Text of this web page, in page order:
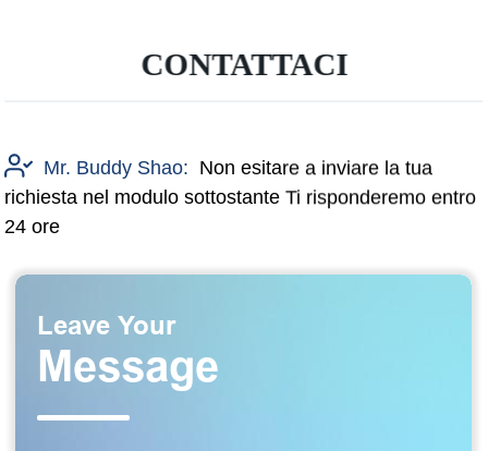
CONTATTACI
Mr. Buddy Shao: Non esitare a inviare la tua
richiesta nel modulo sottostante Ti risponderemo entro
24 ore